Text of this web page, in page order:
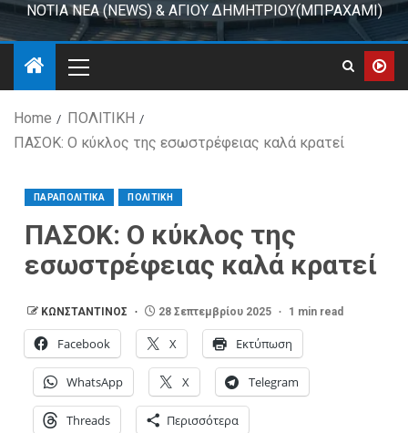
ΝΟΤΙΑ ΝΕΑ (NEWS) & ΑΓΙΟΥ ΔΗΜΗΤΡΙΟΥ(ΜΠΡΑΧΑΜΙ)
Home
ΠΟΛΙΤΙΚΗ
ΠΑΣΟΚ: Ο κύκλος της εσωστρέφειας καλά κρατεί
ΠΑΡΑΠΟΛΙΤΙΚΑ ΠΟΛΙΤΙΚΗ
ΠΑΣΟΚ: Ο κύκλος της
εσωστρέφειας καλά κρατεί
ΚΩΝΣΤΑΝΤΙΝΟΣ 28 Σεπτεμβρίου 2025 1 min read
Facebook X Εκτύπωση
WhatsApp X Telegram
Threads Περισσότερα